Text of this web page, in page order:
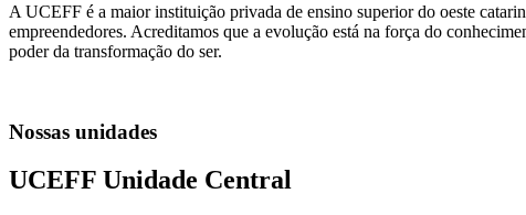
A UCEFF é a maior instituição privada de ensino superior do oeste
empreendedores. Acreditamos que a evolução está na força do
poder da transformação do ser.
Nossas unidades
UCEFF Unidade Central